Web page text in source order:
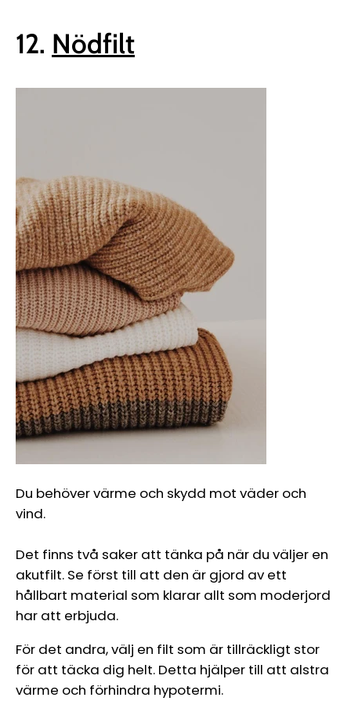
12. Nödfilt
Du behöver värme och skydd mot väder och
vind.
Det finns två saker att tänka på när du väljer en
akutfilt. Se först till att den är gjord av ett
hållbart material som klarar allt som moderjord
har att erbjuda.
För det andra, välj en filt som är tillräckligt stor
för att täcka dig helt. Detta hjälper till att alstra
värme och förhindra hypotermi.